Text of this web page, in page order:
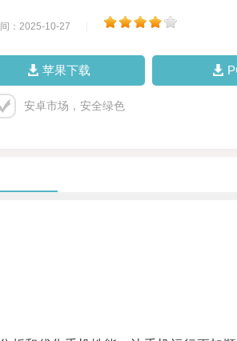
：2025-10-27
苹果下载
安卓市场，安全绿色